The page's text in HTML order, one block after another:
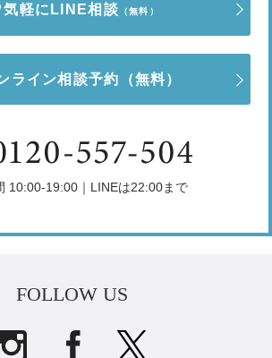
気軽にLINE相談 （無料）
ライン相談予約 （無料）
10:00-19:00｜LINEは22:00まで
FOLLOW US